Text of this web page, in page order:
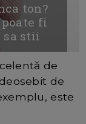
ton?
fi
sa stii
de
de
este